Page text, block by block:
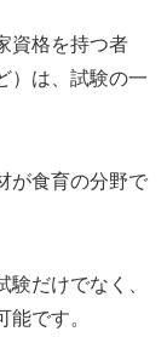
資格を持つ者
）は、試験の一
が食育の分野で
だけでなく、
です。